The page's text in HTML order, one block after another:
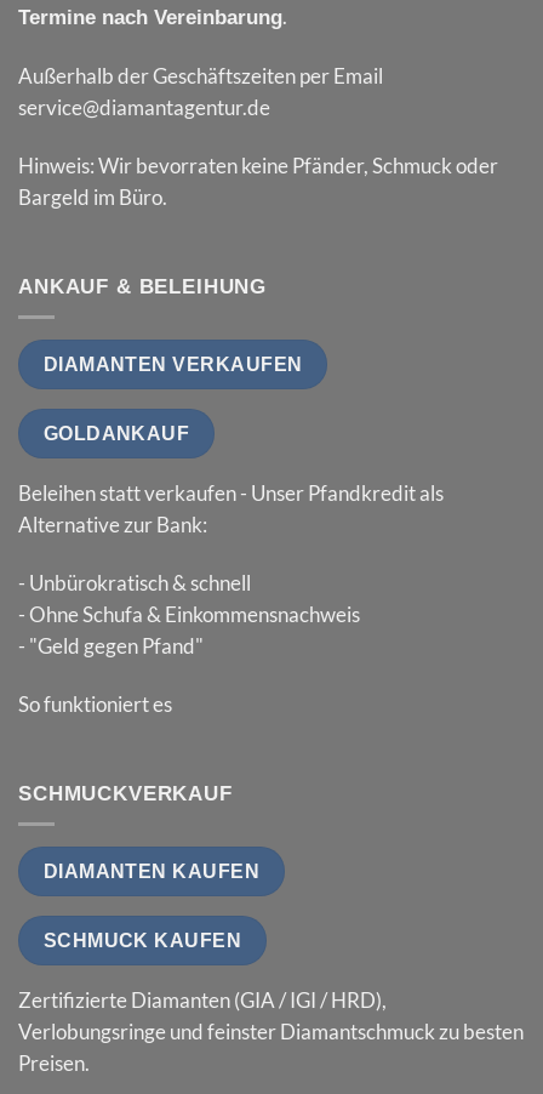
Termine nach Vereinbarung.
Außerhalb der Geschäftszeiten per Email
service@diamantagentur.de
Hinweis: Wir bevorraten keine Pfänder, Schmuck oder
Bargeld im Büro.
ANKAUF & BELEIHUNG
DIAMANTEN VERKAUFEN
GOLDANKAUF
Beleihen statt verkaufen - Unser Pfandkredit als
Alternative zur Bank:
- Unbürokratisch & schnell
- Ohne Schufa & Einkommensnachweis
- "Geld gegen Pfand"
So funktioniert es
SCHMUCKVERKAUF
DIAMANTEN KAUFEN
SCHMUCK KAUFEN
Zertifizierte Diamanten (GIA / IGI / HRD),
Verlobungsringe und feinster Diamantschmuck zu besten
Preisen.